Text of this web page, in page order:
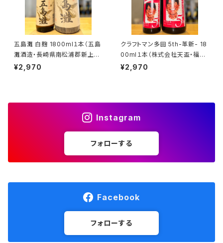
五島灘 白麹 1800ml１本（五島
灘酒造・長崎県南松浦郡新上五
島町）
¥2,970
クラフトマン多田 5th-革新- 18
00ml１本（株式会社天盃・福岡
県朝倉郡筑前町）
¥2,970
Instagram
フォローする
Facebook
フォローする